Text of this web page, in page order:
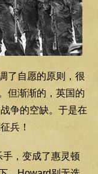
了自愿的原则，很
但渐渐的，英国的
争的空缺。于是在
兵！
，变成了惠灵顿